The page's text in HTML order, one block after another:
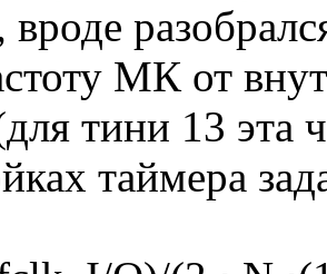
МК от
тини 13 эта
таймера